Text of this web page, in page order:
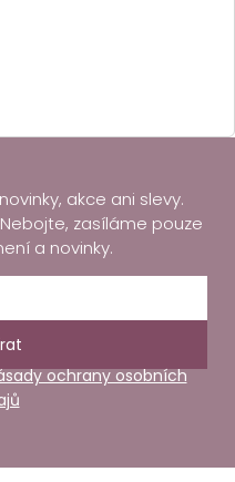
akce ani slevy.
zasíláme pouze
a novinky.
ochrany osobních